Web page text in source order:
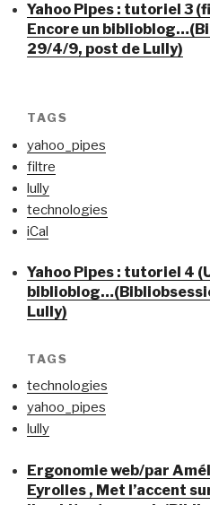
Yahoo Pipes : tutoriel 3
Encore un
29/4/9, post de Lully)
TAGS
yahoo_pipes
filtre
lully
technologies
iCal
Yahoo Pipes : tutoriel 4
Lully)
TAGS
technologies
yahoo_pipes
lully
Ergonomie web/par
Eyrolles , Met l’accent